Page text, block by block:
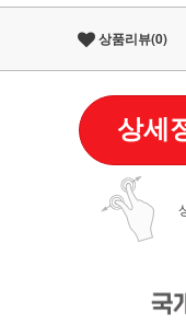
상품리뷰(0)
상세